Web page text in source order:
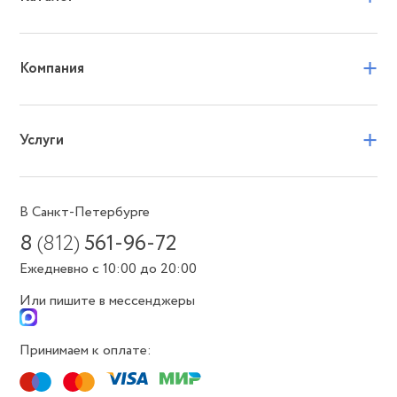
Компания +
Услуги +
В Санкт-Петербурге
8(812) 561-96-72
Ежедневно с 10:00 до 20:00
Или пишите в мессенджеры
Принимаем к оплате: